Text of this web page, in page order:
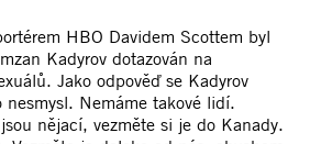
HBO Davidem Scottem byl
Kadyrov dotazován na
Jako odpověď se Kadyrov
Nemáme takové lidí.
nějací, vezměte si je do Kanady.